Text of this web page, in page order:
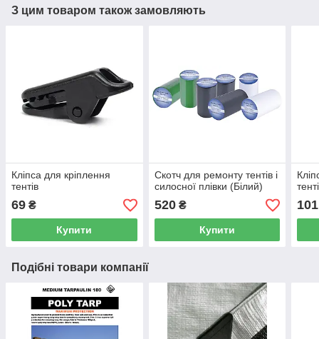
З цим товаром також замовляють
Кліпса для кріплення
тентів
69 ₴
Купити
Скотч для ремонту тентів і
силосної плівки (Білий)
520₴
Купити
101
Подібні товари компанії